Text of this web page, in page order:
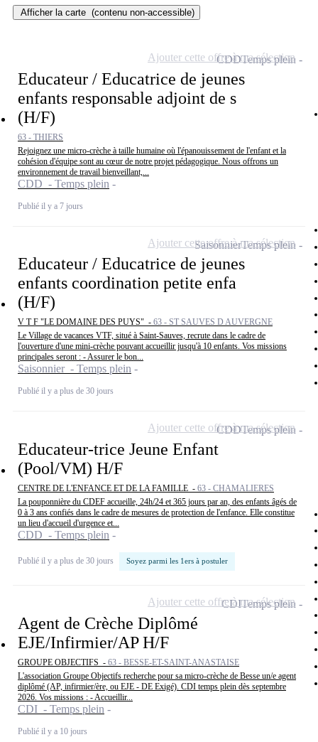
Afficher la carte (contenu non-accessible)
Educateur / Educatrice de jeunes
enfants responsable adjoint de s
(H/F)
63 - THIERS
Rejoignez une micro-crèche à taille humaine où l'épanouissement de l'enfant et la
cohésion d'équipe sont au cœur de notre projet pédagogique. Nous offrons un
environnement de travail bienveillant,...
CDD - Temps plein
Publié il y a 7 jours
CDDTemps plein
Ajouter cette offre à ma sélection
Educateur / Educatrice de jeunes
enfants coordination petite enfa
(H/F)
V T F "LE DOMAINE DES PUYS" - 63 - ST SAUVES D AUVERGNE
Le Village de vacances VTF, situé à Saint-Sauves, recrute dans le cadre de
l'ouverture d'une mini-crèche pouvant accueillir jusqu'à 10 enfants. Vos missions
principales seront : - Assurer le bon...
Saisonnier - Temps plein
Publié il y a plus de 30 jours
SaisonnierTemps plein
Ajouter cette offre à ma sélection
Educateur-trice Jeune Enfant
(Pool/VM) H/F
CENTRE DE L'ENFANCE ET DE LA FAMILLE - 63 - CHAMALIERES
La pouponnière du CDEF accueille, 24h/24 et 365 jours par an, des enfants âgés de
0 à 3 ans confiés dans le cadre de mesures de protection de l'enfance. Elle constitue
un lieu d'accueil d'urgence et...
CDD - Temps plein
Publié il y a plus de 30 jours Soyez parmi les 1ers à postuler
CDDTemps plein
Ajouter cette offre à ma sélection
Agent de Crèche Diplômé
EJE/Infirmier/AP H/F
GROUPE OBJECTIFS - 63 - BESSE-ET-SAINT-ANASTAISE
L'association Groupe Objectifs recherche pour sa micro-crèche de Besse un/e agent
diplômé (AP, infirmier/ère, ou EJE - DE Exigé). CDI temps plein dès septembre
2026. Vos missions : - Accueillir...
CDI - Temps plein
Publié il y a 10 jours
CDITemps plein
Ajouter cette offre à ma sélection